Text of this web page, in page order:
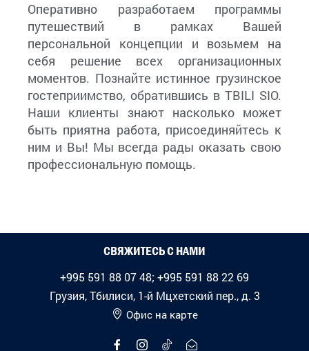
Оперативно разработаем программы
путешествий в рамках Вашей
персональной концепции и возьмем на
себя решение всех организационных
моментов. Познайте истинное грузинское
гостеприимство, обратившись в TBILI SIO.
Наши клиенты знают насколько может
быть приятна работа, присоединяйтесь к
ним и Вы! Мы всегда рады оказать свою
профессиональную помощь.
СВЯЖИТЕСЬ С НАМИ
+995 591 88 07 48; +995 591 88 22 69
Грузия, Тбилиси, 1-й Мцхетский пер., д. 3
Офис на карте